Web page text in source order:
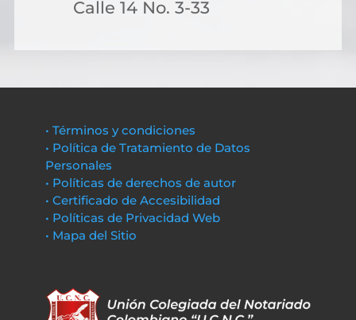
Calle 14 No. 3-33
• Términos y condiciones
• Política de Tratamiento de Datos
Personales
• Políticas de derechos de autor
• Certificado de Accesibilidad
• Políticas de Privacidad Web
• Mapa del Sitio